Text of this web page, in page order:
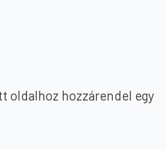
oldalhoz hozzárendel egy